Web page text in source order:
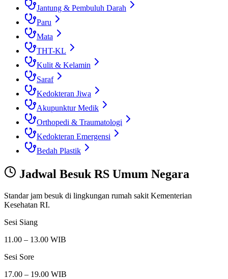
Jantung & Pembuluh Darah
Paru
Mata
THT-KL
Kulit & Kelamin
Saraf
Kedokteran Jiwa
Akupunktur Medik
Orthopedi & Traumatologi
Kedokteran Emergensi
Bedah Plastik
Jadwal Besuk RS Umum Negara
Standar jam besuk di lingkungan rumah sakit Kementerian
Kesehatan RI.
Sesi Siang
11.00 – 13.00 WIB
Sesi Sore
17.00 – 19.00 WIB